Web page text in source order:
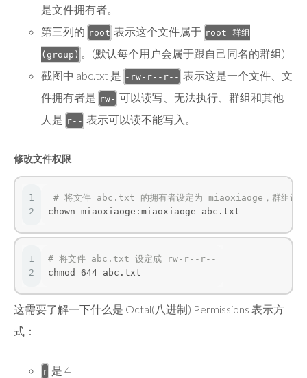
是文件拥有者。
第三列的 root 表示这个文件属于 root 群组
(group) 。(默认每个用户会属于跟自己同名的群组)
截图中 abc.txt 是 -rw-r--r-- 表示这是一个文件、文
件拥有者是 rw- 可以读写、无法执行、群组和其他
人是 r-- 表示可以读不能写入。
修改文件权限
1
2
# 将文件 abc.txt 的拥有者设定为 miaoxiaoge，群组设定
chown miaoxiaoge:miaoxiaoge abc.txt
1
2
# 将文件 abc.txt 设定成 rw-r--r--
chmod 644 abc.txt
这需要了解一下什么是 Octal(八进制) Permissions 表示方
式：
r 是 4